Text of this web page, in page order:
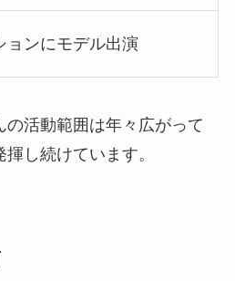
ョンにモデル出演
の活動範囲は年々広がって
し続けています。